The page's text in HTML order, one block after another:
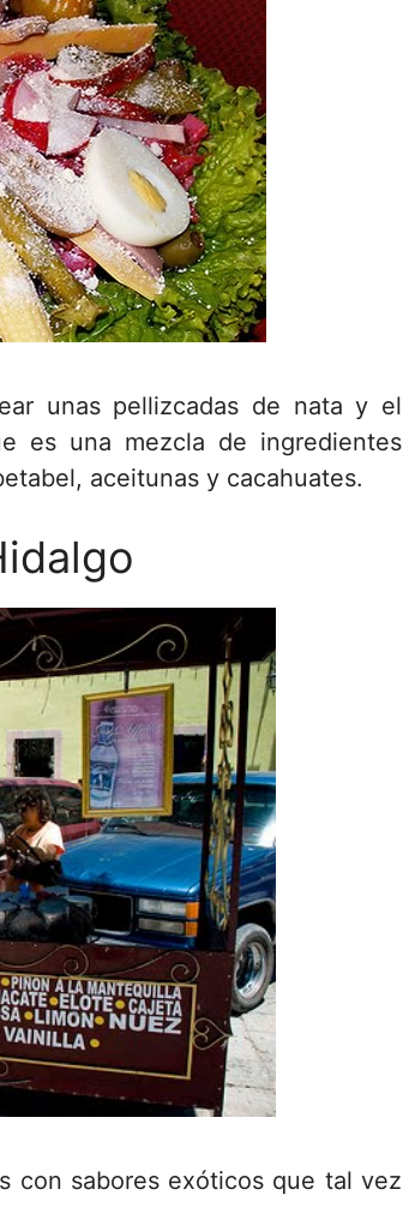
unas pellizcadas de nata y el
es una mezcla de ingredientes
aceitunas y cacahuates.
con sabores exóticos que tal vez